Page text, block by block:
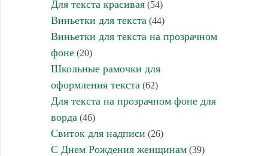
Для текста красивая(54)
Виньетки для текста (44)
Виньетки для текста на прозрачном
фоне(20)
Школьные рамочки для
оформления текста (62)
Для текста на прозрачном фоне для
ворда (46)
Свиток для надписи (26)
С Днем Рождения женщинам(39)